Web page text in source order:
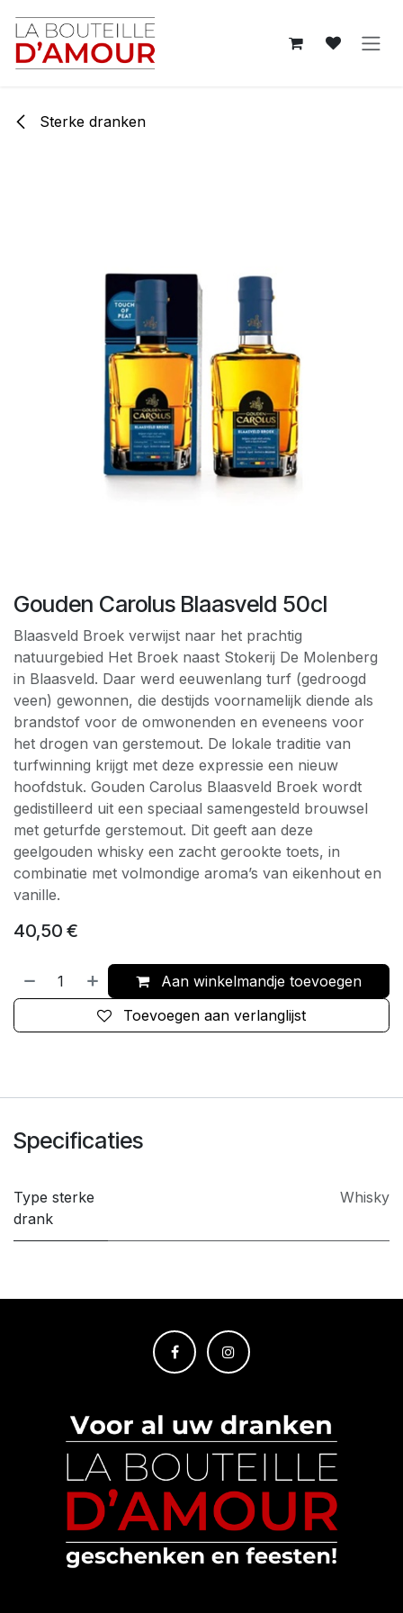
Sterke dranken
Gouden Carolus Blaasveld 50cl
Blaasveld Broek verwijst naar het prachtig
natuurgebied Het Broek naast Stokerij De Molenberg
in Blaasveld. Daar werd eeuwenlang turf (gedroogd
veen) gewonnen, die destijds voornamelijk diende als
brandstof voor de omwonenden en eveneens voor
het drogen van gerstemout. De lokale traditie van
turfwinning krijgt met deze expressie een nieuw
hoofdstuk. Gouden Carolus Blaasveld Broek wordt
gedistilleerd uit een speciaal samengesteld brouwsel
met geturfde gerstemout. Dit geeft aan deze
geelgouden whisky een zacht gerookte toets, in
combinatie met volmondige aroma’s van eikenhout en
vanille.
40,50 €
Aan winkelmandje toevoegen
Toevoegen aan verlanglijst
Specificaties
Type sterke
drank
Whisky